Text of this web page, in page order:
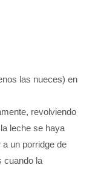
las nueces) en
revolviendo
leche se haya
un porridge de
cuando la